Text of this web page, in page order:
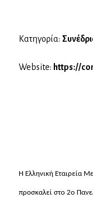
Η Ελληνική Εταιρεία
προσκαλεί στο 2ο
Κατηγορία:
Website: https://